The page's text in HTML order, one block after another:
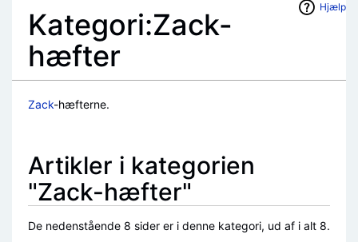
Hjælp
Kategori:Zack-
hæfter
Zack-hæfterne.
Artikler i kategorien
"Zack-hæfter"
De nedenstående 8 sider er i denne kategori, ud af i alt 8.